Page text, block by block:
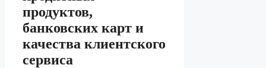
продуктов,
банковских карт и
качества клиентского
сервиса